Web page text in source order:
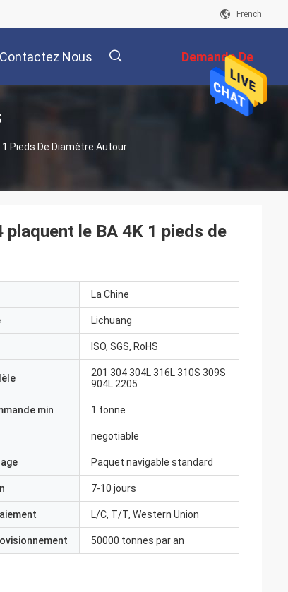
French
Contactez Nous Demande De
Soumission
1 Pieds De Diamètre Autour
le BA 4K 1 pieds de
La Chine
Lichuang
ISO, SGS, RoHS
201 304 304L 316L 310S 309S
904L 2205
min 1 tonne
negotiable
Paquet navigable standard
7-10 jours
L/C, T/T, Western Union
50000 tonnes par an